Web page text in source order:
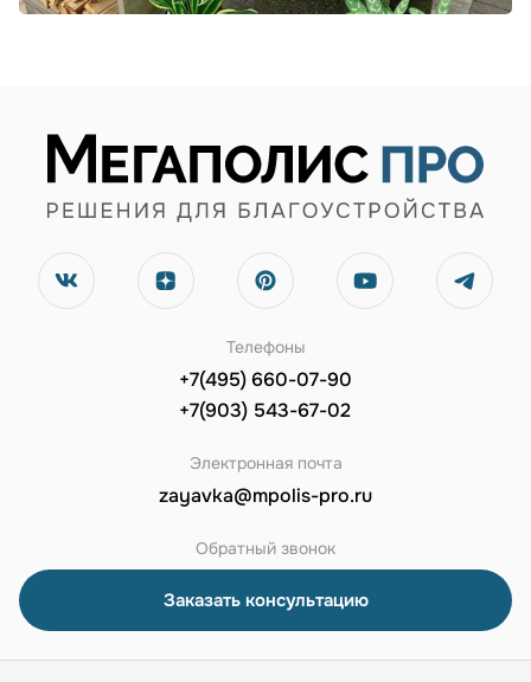
Телефоны
+7(495) 660-07-90
+7(903) 543-67-02
Электронная почта
zayavka@mpolis-pro.ru
Обратный звонок
Заказать консультацию